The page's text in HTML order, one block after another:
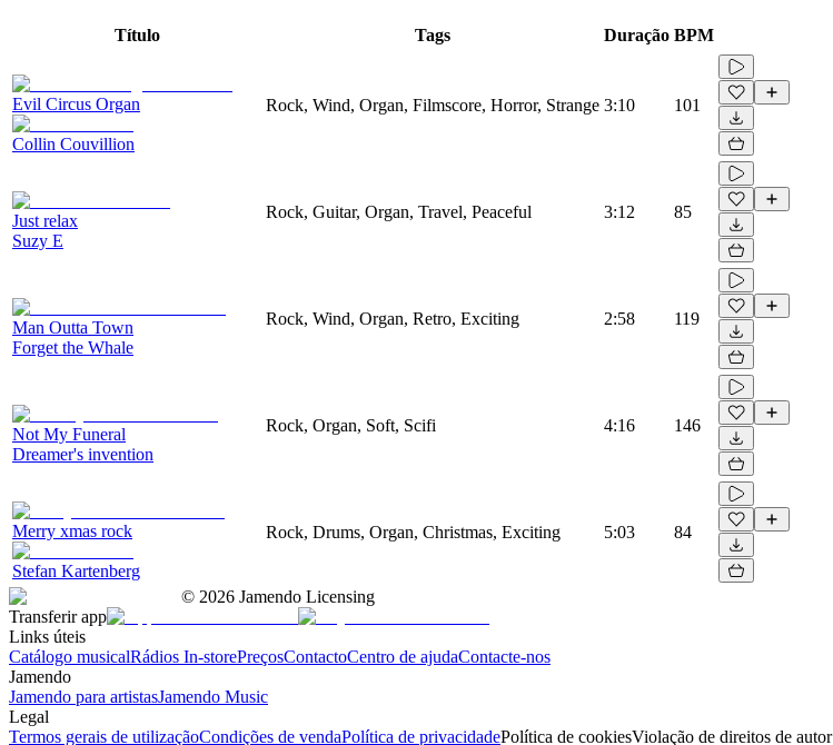
Título Tags Duração BPM
Evil Circus Organ
Collin Couvillion
Rock, Wind, Organ, Filmscore, Horror, Strange 3:10 101
Just relax
Suzy E
Rock, Guitar, Organ, Travel, Peaceful 3:12 85
Man Outta Town
Forget the Whale
Rock, Wind, Organ, Retro, Exciting 2:58 119
Not My Funeral
Dreamer's invention
Rock, Organ, Soft, Scifi 4:16 146
Merry xmas rock
Stefan Kartenberg
Rock, Drums, Organ, Christmas, Exciting 5:03 84
© 2026 Jamendo Licensing
Transferir app
Links úteis
Catálogo musicalRádios In-storePreçosContactoCentro de ajudaContacte-nos
Jamendo
Jamendo para artistasJamendo Music
Legal
Termos gerais de utilizaçãoCondições de vendaPolítica de privacidadePolítica de cookiesViolação de direitos de autor